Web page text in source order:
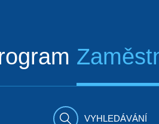
VYHLEDÁVÁNÍ